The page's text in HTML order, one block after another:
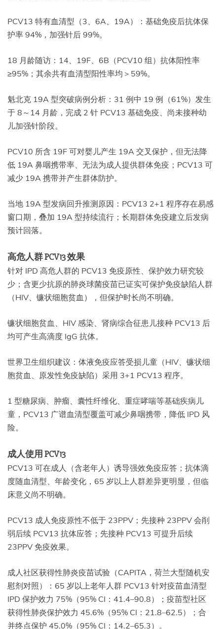
PCV13 特有血清型（3、6A、19A）：基础免疫后抗体保
护率 94%，加强针后 99%。
18 月龄随访：14、19F、6B（PCV10 组）抗体阳性率
≥95%；其余共有血清型阳性率均＞59%。
魁北克 19A 型突破病例分析：31 例中 19 例（61%）发生
于 8～14 月龄，完成 2 针 PCV13 基础免疫、尚未接种幼
儿加强针阶段。
PCV10 所含 19F 可对婴儿产生 19A 交叉保护，但无法降
低 19A 鼻咽携带率、无法为成人提供群体免疫；PCV13 可
减少 19A 携带并产生群体防护。
当地 19A 型发病回升推测原因：PCV13 2+1 程序存在易感
窗口期，叠加 19A 型持续流行；长期群体免疫建立后发病
预计回落。
高危人群 PCV13 效果
针对 IPD 高危人群的 PCV13 免疫原性、保护效力研究较
少；含更少抗原的肺炎球菌疫苗已证实可保护免疫缺陷人群
（HIV、镰状细胞贫血），但保护时长尚不明确。
镰状细胞贫血、HIV 感染、肾病综合征患儿接种 PCV13 后
均可产生高滴度 IgG 抗体。
世界卫生组织建议：体液免疫应答受损儿童（HIV、镰状细
胞贫血、原发性免疫缺陷）采用 3+1 PCV13 程序。
1 型糖尿病、肿瘤、囊性纤维化、重症哮喘等基础疾病儿
童，PCV13 广谱血清型覆盖可减少鼻咽携带，降低 IPD 风
险。
成人使用 PCV13
PCV13 可在成人（含老年人）诱导强效免疫应答；抗体滴
度随血清型、年龄变化，65 岁以上人群差异更明显，但临
床意义尚不明确。
PCV13 成人免疫原性不低于 23PPV；先接种 23PPV 会削
弱后续 PCV13 抗体应答；先接种 PCV13 可提升后续
23PPV 免疫效果。
成人社区获得性肺炎疫苗试验（CAPITA，荷兰大型随机安
慰剂对照）：65 岁以上老年人群 PCV13 针对疫苗血清型
IPD 保护效力 75%（95% CI：41.4–90.8）；疫苗型社区
获得性肺炎保护效力 45.6%（95% CI：21.8–62.5）；合
并终点保护 45.0%（95% CI：14.2–65.3）。